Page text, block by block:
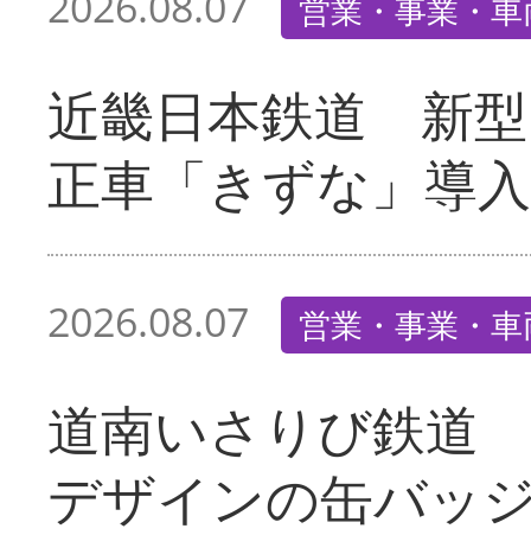
営業・事業・
近畿日本鉄道 新
正車「きずな」導入
2026.08.07 営業・事業・
道南いさりび鉄道
デザインの缶バッ